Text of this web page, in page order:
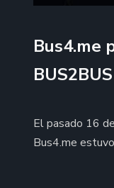
Bus4.me
El pasado 16
Bus4.me